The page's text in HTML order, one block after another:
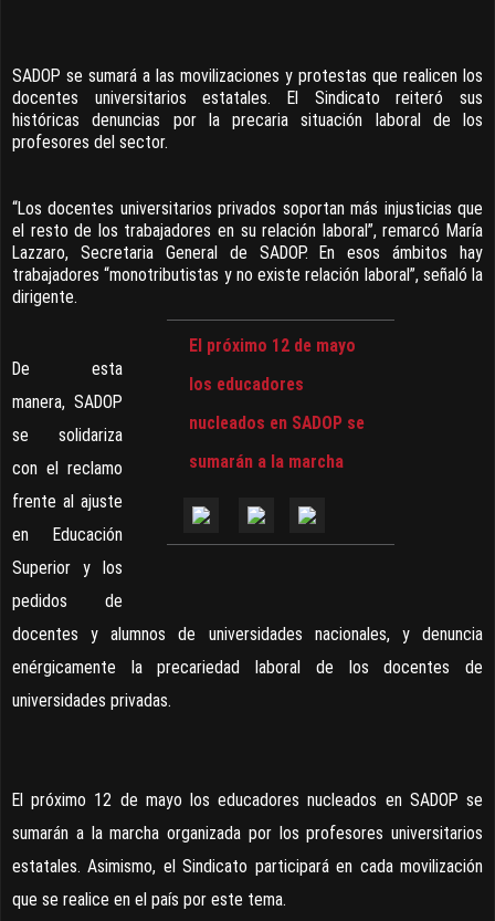
SADOP se sumará a las movilizaciones y protestas que realicen los
docentes universitarios estatales. El Sindicato reiteró sus
históricas denuncias por la precaria situación laboral de los
profesores del sector.
“Los docentes universitarios privados soportan más injusticias que
el resto de los trabajadores en su relación laboral”, remarcó María
Lazzaro, Secretaria General de SADOP. En esos ámbitos hay
trabajadores “monotributistas y no existe relación laboral”, señaló la
dirigente.
El próximo 12 de mayo
los educadores
nucleados en SADOP se
sumarán a la marcha
De esta
manera, SADOP
se solidariza
con el reclamo
frente al ajuste
en Educación
Superior y los
pedidos de
docentes y alumnos de universidades nacionales, y denuncia
enérgicamente la precariedad laboral de los docentes de
universidades privadas.
El próximo 12 de mayo los educadores nucleados en SADOP se
sumarán a la marcha organizada por los profesores universitarios
estatales. Asimismo, el Sindicato participará en cada movilización
que se realice en el país por este tema.